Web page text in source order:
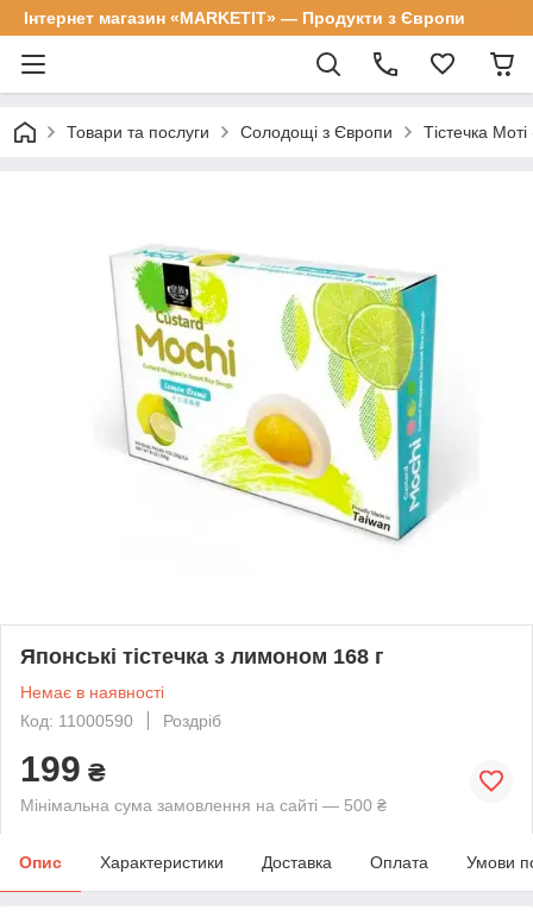
Інтернет магазин «MARKETIT» — Продукти з Європи
Товари та послуги Солодощі з Європи Тістечка
Японські тістечка з лимоном 168 г
Немає в наявності
Код: 11000590
Роздріб
199 ₴
Мінімальна сума замовлення на сайті — 500 ₴
Опис Характеристики Доставка Оплата Умови